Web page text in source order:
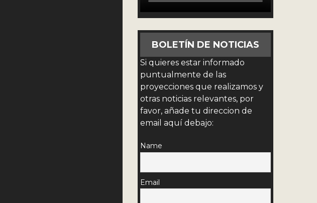
BOLETÍN DE NOTICIAS
Si quieres estar informado
puntualmente de las
proyecciones que realizamos y
otras noticias relevantes, por
favor, añade tu direccion de
email aquí debajo:
Name
Email